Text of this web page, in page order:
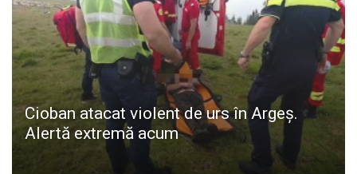
Cioban atacat violent de urs în Argeș.
Alertă extremă acum